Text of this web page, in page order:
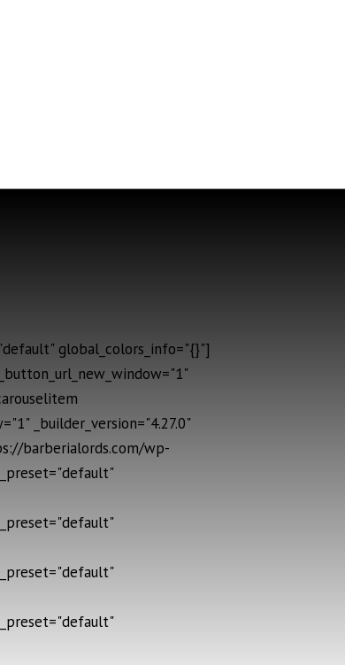
global_colors_info="{}"]
_builder_version="4.27.0"
barberialords.com/wp-